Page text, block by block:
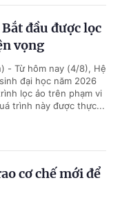
đầu được lọc
vọng
- Từ hôm nay (4/8), Hệ
đại học năm 2026
lọc ảo trên phạm vi
trình này được thực...
cơ chế mới để